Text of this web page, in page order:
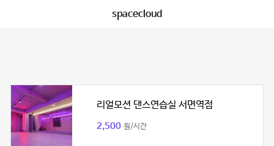
spacecloud
리얼모션 댄스연습실 서면역점
2,500 원/시간